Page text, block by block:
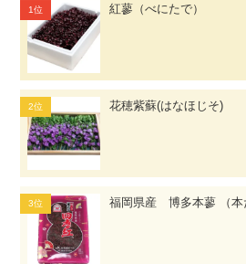
紅蓼（べにたで）
花穂紫蘇(はなほじそ)
福岡県産 博多本蓼 （本